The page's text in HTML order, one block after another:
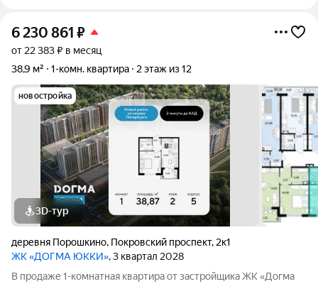
6 230 861 ₽
от 22 383 ₽ в месяц
38,9 м²
1-комн. квартира 2 этаж из 12
новостройка
3D-тур
деревня Порошкино, Покровский проспект, 2к1
ЖК «ДОГМА ЮККИ», 3 квартал 2028
В продаже 1-комнатная квартира от застройщика ЖК «Догма